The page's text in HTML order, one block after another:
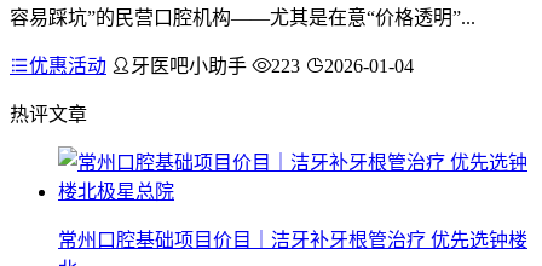
容易踩坑”的民营口腔机构——尤其是在意“价格透明”...
优惠活动 牙医吧小助手 223 2026-01-04
热评文章
常州口腔基础项目价目｜洁牙补牙根管治疗 优先选钟楼